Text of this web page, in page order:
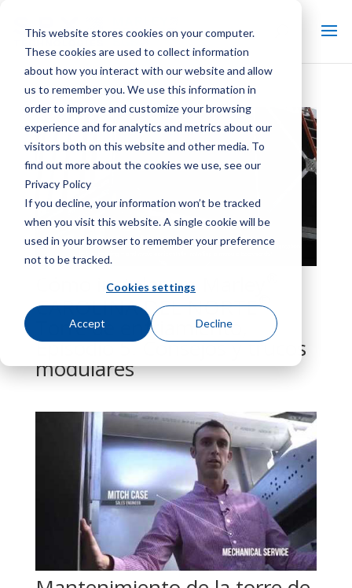
This website stores cookies on your computer.
These cookies are used to collect information
about how you interact with our website and allow
us to remember you. We use this information in
order to improve and customize your browsing
experience and for analytics and metrics about our
visitors both on this website and other media. To
find out more about the cookies we use, see our
Privacy Policy
If you decline, your information won’t be tracked
when you visit this website. A single cookie will be
used in your browser to remember your preference
not to be tracked.
Cookies settings
Accept Decline
Cómo instalar un Marley
CAROLINA DEL NORTE
Torre de enfriamiento,
Episodio 5: Consejos y trucos
modulares